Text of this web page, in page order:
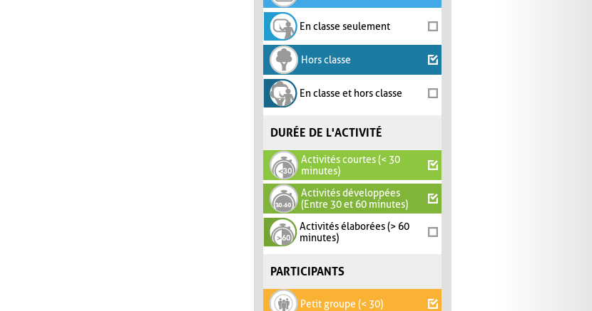
En classe seulement
Hors classe
En classe et hors classe
DURÉE DE L'ACTIVITÉ
Activités courtes (< 30
minutes)
Activités développées
(Entre 30 et 60 minutes)
Activités élaborées (> 60
minutes)
PARTICIPANTS
Petit groupe (< 30)